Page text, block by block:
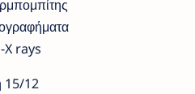
rays
15/12